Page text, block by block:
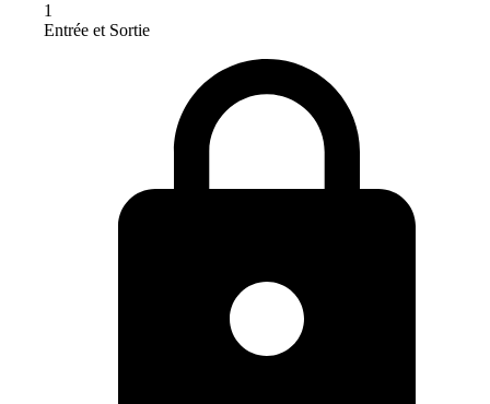
1
Entrée et Sortie